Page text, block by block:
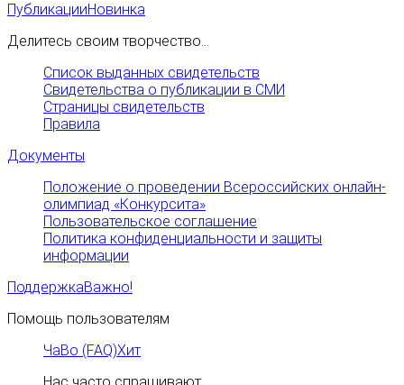
ПубликацииНовинка
Делитесь своим творчество...
Список выданных свидетельств
Свидетельства о публикации в СМИ
Страницы свидетельств
Правила
Документы
Положение о проведении Всероссийских онлайн-
олимпиад «Конкурсита»
Пользовательское соглашение
Политика конфиденциальности и защиты
информации
ПоддержкаВажно!
Помощь пользователям
ЧаВо (FAQ)Хит